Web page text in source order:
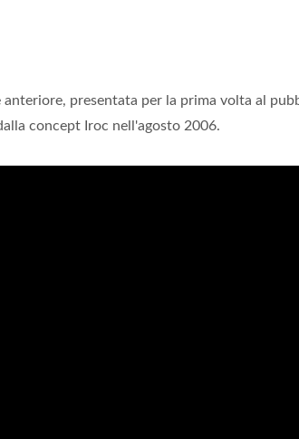
anteriore, presentata per la prima volta al
concept Iroc nell'agosto 2006.